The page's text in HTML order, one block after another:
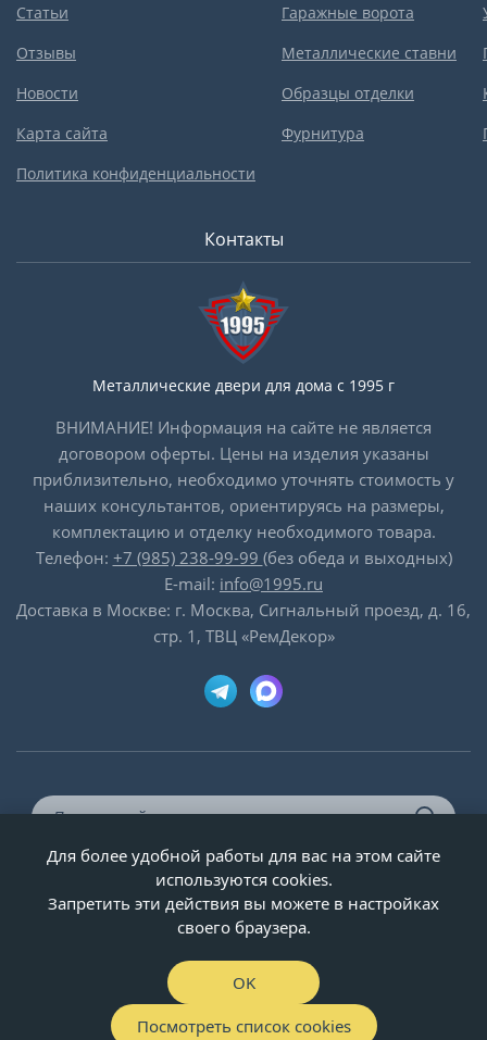
Статьи
Отзывы
Новости
Карта сайта
Политика конфиденциальности
Гаражные ворота
Металлические ставни
Образцы отделки
Фурнитура
Контакты
Металлические двери для дома с 1995 г
ВНИМАНИЕ! Информация на сайте не является
договором оферты. Цены на изделия указаны
приблизительно, необходимо уточнять стоимость у
наших консультантов, ориентируясь на размеры,
комплектацию и отделку необходимого товара.
Телефон: +7 (985) 238-99-99 (без обеда и выходных)
E-mail: info@1995.ru
Доставка в Москве: г. Москва, Сигнальный проезд, д. 16,
стр. 1, ТВЦ «РемДекор»
© ООО «Двери-и-точка», ИНН 5020092947, 1995-2026 г.
Для более удобной работы для вас на этом сайте
используются cookies.
Запретить эти действия вы можете в настройках
своего браузера.
OK
Посмотреть список cookies